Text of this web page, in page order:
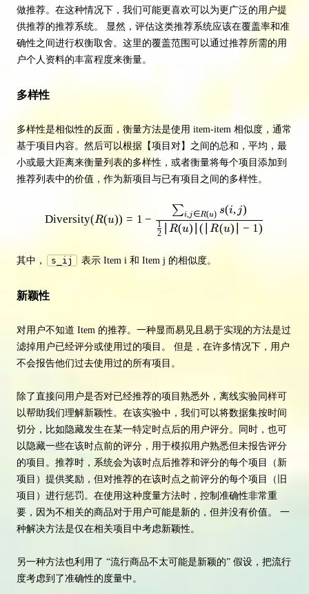
做推荐。在这种情况下，我们可能更喜欢可以为更广泛的用户提
供推荐的推荐系统。 显然，评估这类推荐系统应该在覆盖率和准
确性之间进行权衡取舍。这里的覆盖范围可以通过推荐所需的用
户个人资料的丰富程度来衡量。
多样性
多样性是相似性的反面，衡量方法是使用 item-item 相似度，通常
基于项目内容。然后可以根据【项目对】之间的总和，平均，最
小或最大距离来衡量列表的多样性，或者衡量将每个项目添加到
推荐列表中的价值，作为新项目与已有项目之间的多样性。
\mathrm{Diversity}(R(u)) =
Diversity(R(u)) = 1 −
2
1 ∣R(u) ∣( ∣R(u) − 1)
∑i,j∈R(u) s(i, j)
其中， s_ij 表示 Item i 和 Item j 的相似度。
新颖性
对用户不知道 Item 的推荐。一种显而易见且易于实现的方法是过
滤掉用户已经评分或使用过的项目。 但是，在许多情况下，用户
不会报告他们过去使用过的所有项目。
除了直接问用户是否对已经推荐的项目熟悉外，离线实验同样可
以帮助我们理解新颖性。在该实验中，我们可以将数据集按时间
切分，比如隐藏发生在某一特定时点后的用户评分。同时，也可
以隐藏一些在该时点前的评分，用于模拟用户熟悉但未报告评分
的项目。推荐时，系统会为该时点后推荐和评分的每个项目（新
项目）提供奖励，但对推荐的在该时点之前评分的每个项目（旧
项目）进行惩罚。在使用这种度量方法时，控制准确性非常重
要，因为不相关的商品对于用户可能是新的，但并没有价值。 一
种解决方法是仅在相关项目中考虑新颖性。
另一种方法也利用了 “流行商品不太可能是新颖的” 假设，把流行
度考虑到了准确性的度量中。